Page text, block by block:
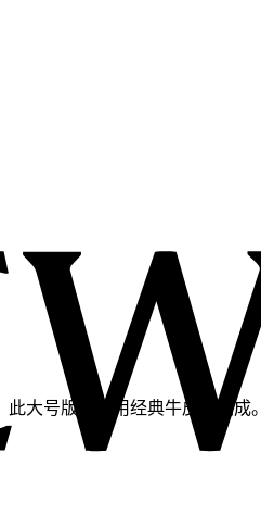
大号版本采用经典牛皮革制成。